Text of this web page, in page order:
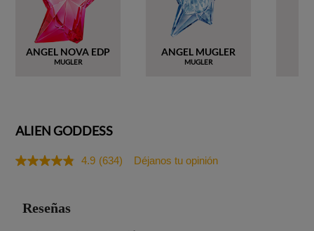
ANGEL NOVA EDP
MUGLER
ANGEL MUGLER
MUGLER
ALIEN GODDESS
4.9 Lea
(634) Déjanos tu opinión